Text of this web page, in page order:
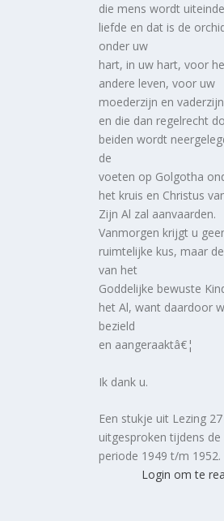
die mens wordt
liefde en dat is de
onder uw
hart, in uw hart, voor
andere leven, voor uw
moederzijn en
en die dan regelrecht
beiden wordt
de
voeten op Golgotha
het kruis en Christus
Zijn Al zal aanvaarden.
Vanmorgen krijgt u
ruimtelijke kus, maar
van het
Goddelijke bewuste
het Al, want daardoor
bezield
en aangeraaktâ€¦
Ik dank u.
Een stukje uit Lezing 27
uitgesproken tijdens de
periode 1949 t/m 1952.
Login om te